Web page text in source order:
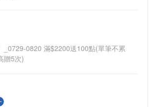
_0729-0820 滿$2200送100點(單筆不累
贈5次)